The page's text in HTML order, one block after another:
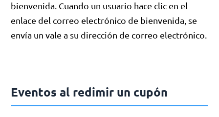
bienvenida. Cuando un usuario hace clic en el
enlace del correo electrónico de bienvenida, se
envía un vale a su dirección de correo electrónico.
Eventos al redimir un cupón